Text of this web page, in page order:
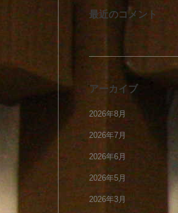
最近のコメント
アーカイブ
2026年8月
2026年7月
2026年6月
2026年5月
2026年3月